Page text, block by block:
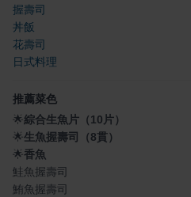
握壽司
丼飯
花壽司
日式料理
推薦菜色
🌟綜合生魚片（10片）
🌟生魚握壽司（8貫）
🌟香魚
鮭魚握壽司
鮪魚握壽司